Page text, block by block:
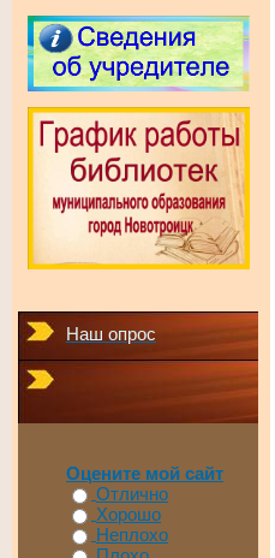
Наш опрос
Оцените мой сайт
Отлично
Хорошо
Неплохо